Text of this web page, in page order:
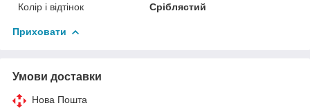
Колір і відтінок
Сріблястий
Приховати
Умови доставки
Нова Пошта